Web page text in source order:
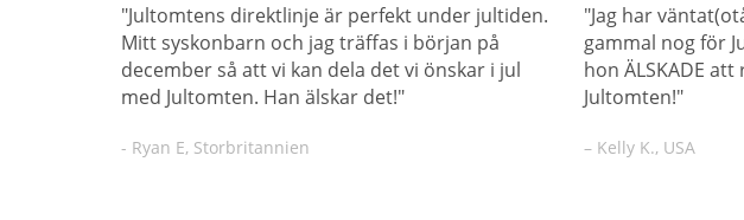
"Jultomtens direktlinje är perfekt under jultiden.
Mitt syskonbarn och jag träffas i början på
december så att vi kan dela det vi önskar i jul
med Jultomten. Han älskar det!"
- Ryan E, Storbritannien
"Jag har
gammal nog för
hon ÄLSKADE
Jultomten!"
– Kelly K., USA